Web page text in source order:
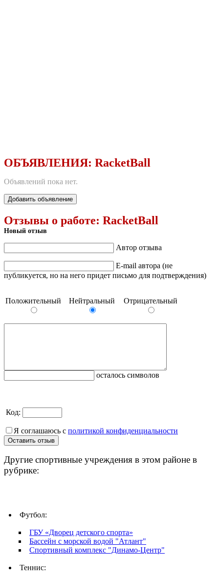
ОБЪЯВЛЕНИЯ: RacketBall
Объявлений пока нет.
Добавить объявление
Отзывы о работе: RacketBall
Новый отзыв
Автор отзыва
E-mail автора (не
публикуется, но на него придет письмо для подтверждения)
Положительный Нейтральный Отрицательный
осталось символов
Код:
Я соглашаюсь с политикой конфиденциальности
Другие спортивные учреждения в этом районе в
рубрике:
Футбол:
ГБУ «Дворец детского спорта»
Бассейн с морской водой "Атлант"
Спортивный комплекс "Динамо-Центр"
Теннис: